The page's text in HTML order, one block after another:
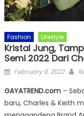
Fashion Lifestyle
Kristal Jung,
Semi 2022 Dari
Posted
February 9, 2022
GAYATREND.com–
baru, Charles & Keith